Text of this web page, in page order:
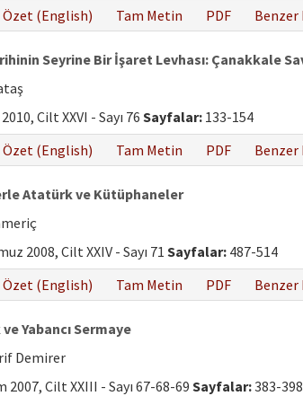
Özet (English) Tam Metin PDF Benzer
Seyrine Bir İşaret Levhası: Çanakkale
Cilt XXVI - Sayı 76 Sayfalar: 133-154
Özet (English) Tam Metin PDF Benzer
Atatürk ve Kütüphaneler
2008, Cilt XXIV - Sayı 71 Sayfalar: 487-514
Özet (English) Tam Metin PDF Benzer
Yabancı Sermaye
Demirer
2007, Cilt XXIII - Sayı 67-68-69 Sayfalar:383-398